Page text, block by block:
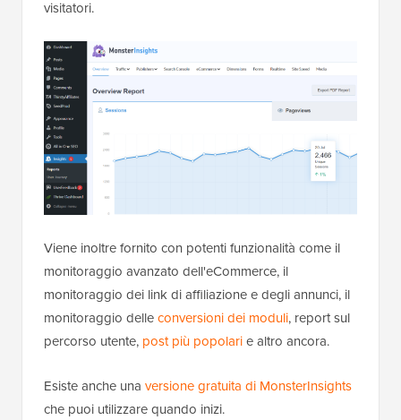
visitatori.
Viene inoltre fornito con potenti funzionalità come il
monitoraggio avanzato dell'eCommerce, il
monitoraggio dei link di affiliazione e degli annunci, il
monitoraggio delleconversioni dei moduli, report sul
percorso utente, post più popolarie altro ancora.
Esiste anche una versione gratuita di MonsterInsights
che puoi utilizzare quando inizi.